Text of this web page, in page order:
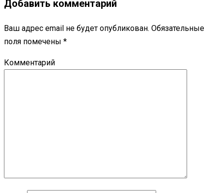
Добавить комментарий
Ваш адрес email не будет опубликован. Обязательные
поля помечены *
Комментарий